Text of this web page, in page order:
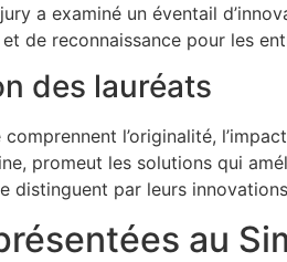
a examiné un éventail
de reconnaissance pour les
des lauréats
l’originalité,
promeut les solutions qui
distinguent par leurs
au